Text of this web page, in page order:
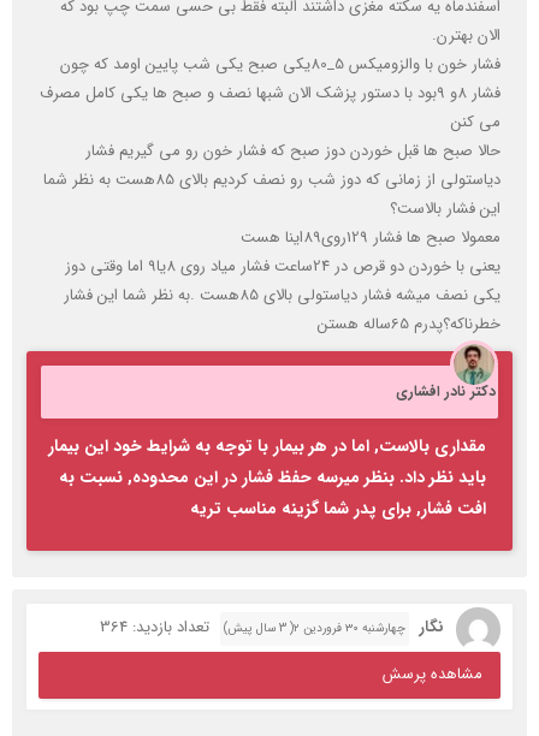
اسفندماه یه سکته مغزی داشتند البته فقط بی حسی سمت چپ بود که
الان بهترن.
فشار خون با والزومیکس 5_80یکی صبح یکی شب پایین اومد که چون
فشار 8و 9بود با دستور پزشک الان شبها نصف و صبح ها یکی کامل مصرف
می کنن
حالا صبح ها قبل خوردن دوز صبح که فشار خون رو می گیریم فشار
دیاستولی از زمانی که دوز شب رو نصف کردیم بالای 85هست به نظر شما
این فشار بالاست؟
معمولا صبح ها فشار 129روی89اینا هست
یعنی با خوردن دو قرص در 24ساعت فشار میاد روی 8یا9 اما وقتی دوز
یکی نصف میشه فشار دیاستولی بالای 85هست .به نظر شما این فشار
خطرناکه؟پدرم 65ساله هستن
دکتر نادر افشاری
مقداری بالاست, اما در هر بیمار با توجه به شرایط خود این بیمار
باید نظر داد. بنظر میرسه حفظ فشار در این محدوده, نسبت به
افت فشار, برای پدر شما گزینه مناسب تریه
نگار چهارشنبه ۳۰ فروردین ۲( 3 سال پیش)
تعداد بازدید: 364
مشاهده پرسش